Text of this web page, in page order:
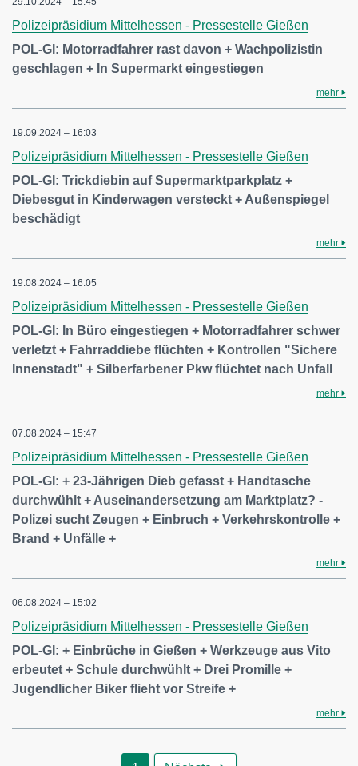
Polizeipräsidium Mittelhessen - Pressestelle Gießen
POL-GI: Motorradfahrer rast davon + Wachpolizistin
geschlagen + In Supermarkt eingestiegen
mehr
19.09.2024 – 16:03
Polizeipräsidium Mittelhessen - Pressestelle Gießen
POL-GI: Trickdiebin auf Supermarktparkplatz +
Diebesgut in Kinderwagen versteckt + Außenspiegel
beschädigt
mehr
19.08.2024 – 16:05
Polizeipräsidium Mittelhessen - Pressestelle Gießen
POL-GI: In Büro eingestiegen + Motorradfahrer schwer
verletzt + Fahrraddiebe flüchten + Kontrollen "Sichere
Innenstadt" + Silberfarbener Pkw flüchtet nach Unfall
mehr
07.08.2024 – 15:47
Polizeipräsidium Mittelhessen - Pressestelle Gießen
POL-GI: + 23-Jährigen Dieb gefasst + Handtasche
durchwühlt + Auseinandersetzung am Marktplatz? -
Polizei sucht Zeugen + Einbruch + Verkehrskontrolle +
Brand + Unfälle +
mehr
06.08.2024 – 15:02
Polizeipräsidium Mittelhessen - Pressestelle Gießen
POL-GI: + Einbrüche in Gießen + Werkzeuge aus Vito
erbeutet + Schule durchwühlt + Drei Promille +
Jugendlicher Biker flieht vor Streife +
mehr